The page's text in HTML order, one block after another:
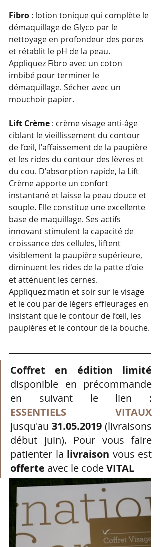
Fibro : lotion tonique qui complète le
démaquillage de Glyco par le
nettoyage en profondeur des pores
et rétablit le pH de la peau.
Appliquez Fibro avec un coton
imbibé pour terminer le
démaquillage. Sécher avec un
mouchoir papier.
Lift Crème : crème visage anti-âge
ciblant le vieillissement du contour
de l’œil, l'affaissement de la paupière
et les rides du contour des lèvres et
du cou. D'absorption rapide, la Lift
Crème apporte un confort
instantané et laisse la peau douce et
souple. Elle constitue une excellente
base de maquillage. Ses actifs
innovant stimulent la capacité de
croissance des cellules, liftent
visiblement la paupière supérieure,
diminuent les rides de la patte d'oie
et atténuent les cernes.
Appliquez matin et soir sur le visage
et le cou par de légers effleurages en
insistant que le contour de l’œil, les
paupières et le contour de la bouche.
Coffret en édition limité
disponible en précommande
ESSENTIELS VITAUX
jusqu'au 31.05.2019 (livraisons
début juin). Pour vous faire
patienter la livraison vous est
offerte avec le code VITAL